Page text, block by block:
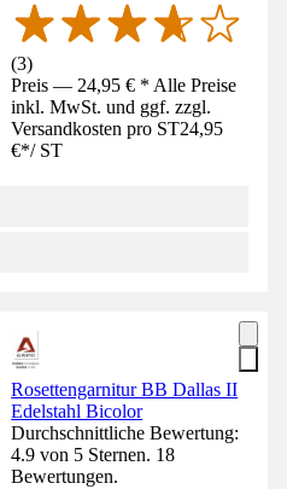
(3)
Preis — 24,95 € * Alle Preise
inkl. MwSt. und ggf. zzgl.
Versandkosten pro ST24,95
€*/ ST
Rosettengarnitur BB Dallas II
Edelstahl Bicolor
Durchschnittliche Bewertung:
4.9 von 5 Sternen. 18
Bewertungen.